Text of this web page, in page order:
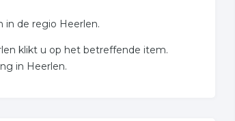
in de regio Heerlen.
klikt u op het betreffende item.
in Heerlen.